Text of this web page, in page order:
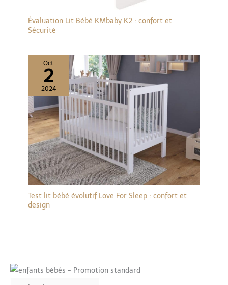
Évaluation Lit Bébé KMbaby K2 : confort et
Sécurité
Oct
2
2024
Test lit bébé évolutif Love For Sleep : confort et
design